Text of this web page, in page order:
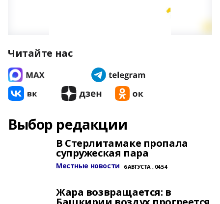
Читайте нас
Выбор редакции
В Стерлитамаке пропала
супружеская пара
Местные новости 6 АВГУСТА , 04:54
Жара возвращается: в